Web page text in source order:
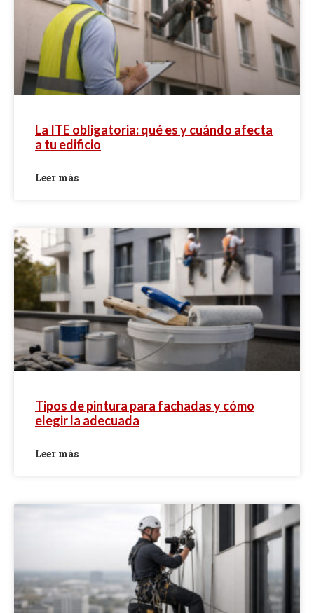
La ITE obligatoria: qué es y cuándo afecta
a tu edificio
Leer más
Tipos de pintura para fachadas y cómo
elegir la adecuada
Leer más